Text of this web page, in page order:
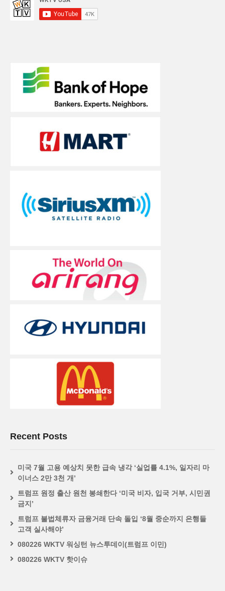
Recent Posts
미국 7월 고용 예상치 못한 급속 냉각 ‘실업률 4.1%, 일자리 마
이너스 2만 3천 개’
트럼프 원정 출산 원천 봉쇄한다 ‘미국 비자, 입국 거부, 시민권
금지’
트럼프 불법체류자 금융거래 단속 돌입 ‘8월 중순까지 은행들
고객 실사해야’
080226 WKTV 워싱턴 뉴스투데이(트럼프 이민)
080226 WKTV 핫이슈